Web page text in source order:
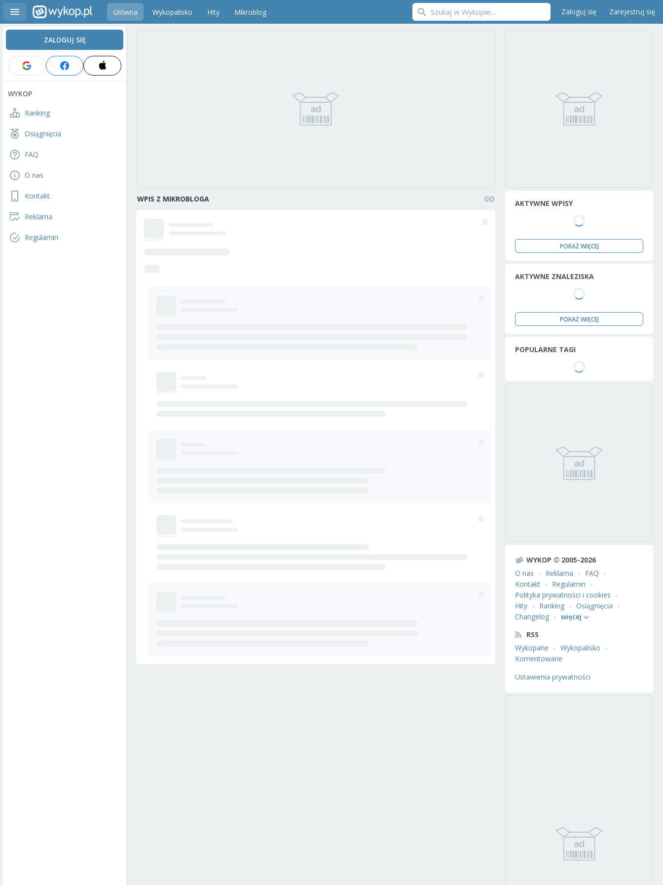
Główna Wykopalisko Hity Mikroblog Zaloguj się Zarejestruj się
ZALOGUJ SIĘ
WYKOP
Ranking
Osiągnięcia
FAQ
O nas
Kontakt
Reklama
Regulamin
WPIS Z MIKROBLOGA AKTYWNE WPISY
POKAŻ WIĘCEJ
AKTYWNE ZNALEZISKA
POKAŻ WIĘCEJ
POPULARNE TAGI
WYKOP © 2005-2026
O nas
Reklama
FAQ
Kontakt
Regulamin
Polityka prywatności i cookies
Hity
Ranking
Osiągnięcia
Changelog
więcej
RSS
Wykopane
Wykopalisko
Komentowane
Ustawienia prywatności